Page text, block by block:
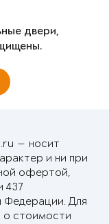
двери,
— носит
и ни при
офертой,
437
Федерации. Для
о стоимости